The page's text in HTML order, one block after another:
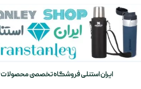
ایران استنلی فروشگاه تخصصی محصولات Stanley آمریکا در ایران
حساب کاربری من
تغییر گذر واژه